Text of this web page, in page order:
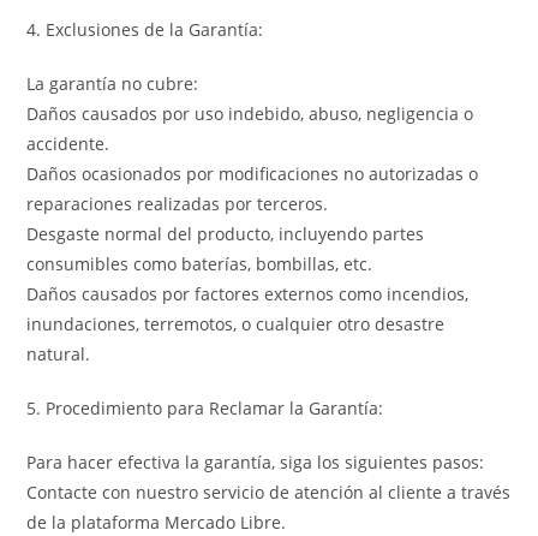
4. Exclusiones de la Garantía:
La garantía no cubre:
Daños causados por uso indebido, abuso, negligencia o
accidente.
Daños ocasionados por modificaciones no autorizadas o
reparaciones realizadas por terceros.
Desgaste normal del producto, incluyendo partes
consumibles como baterías, bombillas, etc.
Daños causados por factores externos como incendios,
inundaciones, terremotos, o cualquier otro desastre
natural.
5. Procedimiento para Reclamar la Garantía:
Para hacer efectiva la garantía, siga los siguientes pasos:
Contacte con nuestro servicio de atención al cliente a través
de la plataforma Mercado Libre.